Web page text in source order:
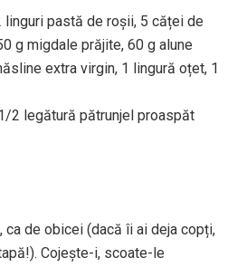
linguri pastă de roșii, 5 căței de
g migdale prăjite, 60 g alune
extra virgin, 1 lingură oțet, 1
2 legătură pătrunjel proaspăt
ca de obicei (dacă îi ai deja copți,
Cojește-i, scoate-le